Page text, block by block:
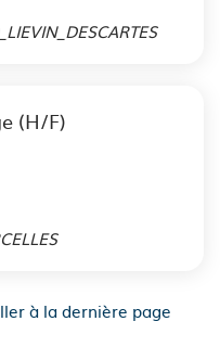
(H/F)
à la dernière page